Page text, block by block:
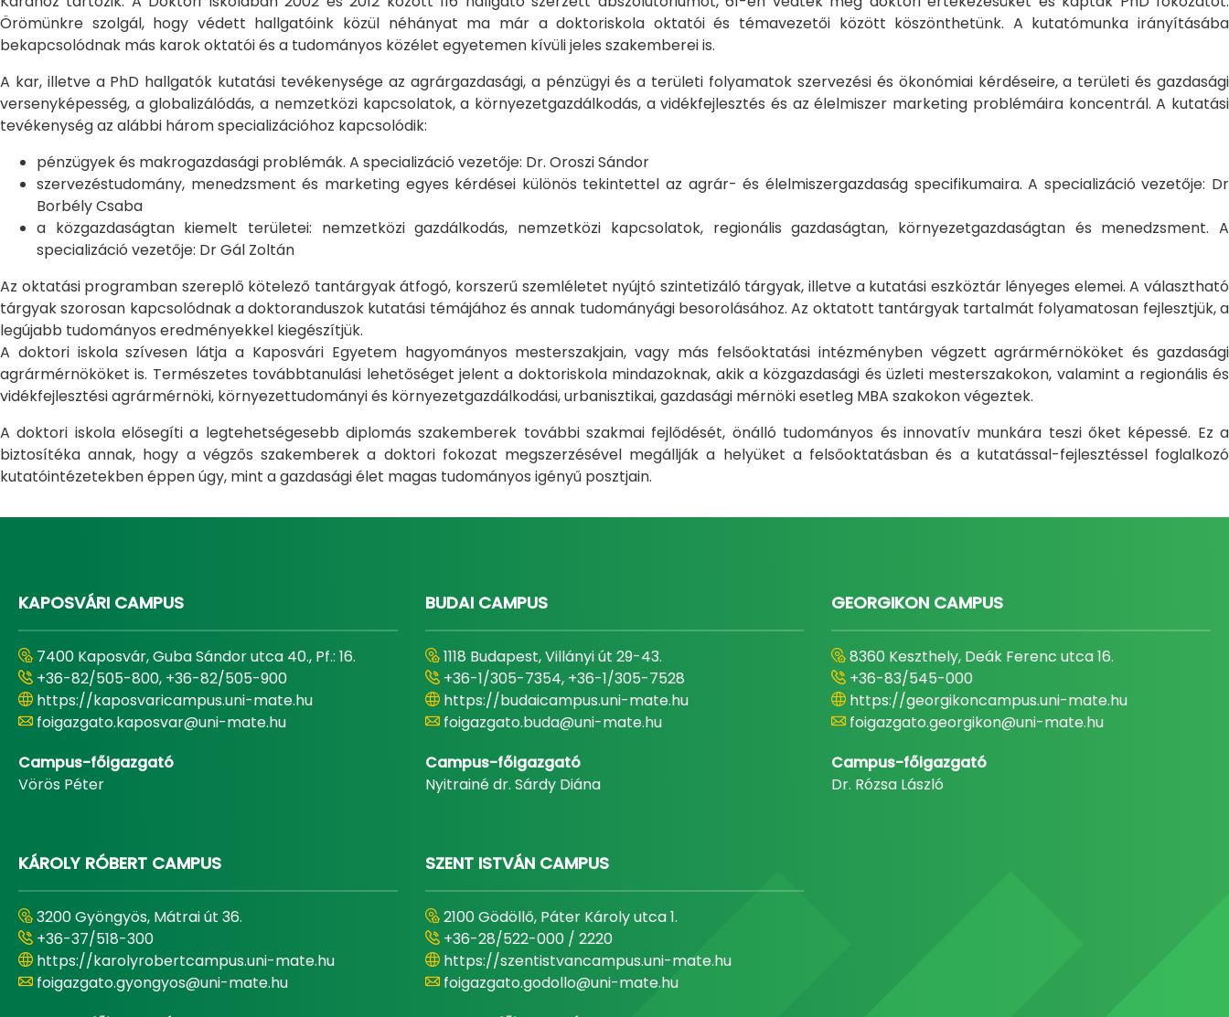
Örömünkre szolgál, hogy védett hallgatóink közül néhányat ma már a doktoriskola oktatói és témavezetői között köszönthetünk. A kutatómunka irányításába
bekapcsolódnak más karok oktatói és a tudományos közélet egyetemen kívüli jeles szakemberei is.
A kar, illetve a PhD hallgatók kutatási tevékenysége az agrárgazdasági, a pénzügyi és a területi folyamatok szervezési és ökonómiai kérdéseire, a területi és gazdasági
versenyképesség, a globalizálódás, a nemzetközi kapcsolatok, a környezetgazdálkodás, a vidékfejlesztés és az élelmiszer marketing problémáira koncentrál. A kutatási
tevékenység az alábbi három specializációhoz kapcsolódik:
pénzügyek és makrogazdasági problémák. A specializáció vezetője: Dr. Oroszi Sándor
szervezéstudomány, menedzsment és marketing egyes kérdései különös tekintettel az agrár- és élelmiszergazdaság specifikumaira. A specializáció vezetője: Dr
Borbély Csaba
a közgazdaságtan kiemelt területei: nemzetközi gazdálkodás, nemzetközi kapcsolatok, regionális gazdaságtan, környezetgazdaságtan és menedzsment. A
specializáció vezetője: Dr Gál Zoltán
Az oktatási programban szereplő kötelező tantárgyak átfogó, korszerű szemléletet nyújtó szintetizáló tárgyak, illetve a kutatási eszköztár lényeges elemei. A választható
tárgyak szorosan kapcsolódnak a doktoranduszok kutatási témájához és annak tudományági besorolásához. Az oktatott tantárgyak tartalmát folyamatosan fejlesztjük, a
legújabb tudományos eredményekkel kiegészítjük.
A doktori iskola szívesen látja a Kaposvári Egyetem hagyományos mesterszakjain, vagy más felsőoktatási intézményben végzett agrármérnököket és gazdasági
agrármérnököket is. Természetes továbbtanulási lehetőséget jelent a doktoriskola mindazoknak, akik a közgazdasági és üzleti mesterszakokon, valamint a regionális és
vidékfejlesztési agrármérnöki, környezettudományi és környezetgazdálkodási, urbanisztikai, gazdasági mérnöki esetleg MBA szakokon végeztek.
A doktori iskola elősegíti a legtehetségesebb diplomás szakemberek további szakmai fejlődését, önálló tudományos és innovatív munkára teszi őket képessé. Ez a
biztosítéka annak, hogy a végzős szakemberek a doktori fokozat megszerzésével megállják a helyüket a felsőoktatásban és a kutatással-fejlesztéssel foglalkozó
kutatóintézetekben éppen úgy, mint a gazdasági élet magas tudományos igényű posztjain.
KAPOSVÁRI CAMPUS
7400 Kaposvár, Guba Sándor utca 40., Pf.: 16.
+36-82/505-800, +36-82/505-900
https://kaposvaricampus.uni-mate.hu
foigazgato.kaposvar@uni-mate.hu
Campus-főigazgató
Vörös Péter
BUDAI CAMPUS
1118 Budapest, Villányi út 29-43.
+36-1/305-7354, +36-1/305-7528
https://budaicampus.uni-mate.hu
foigazgato.buda@uni-mate.hu
Campus-főigazgató
Nyitrainé dr. Sárdy Diána
GEORGIKON CAMPUS
8360 Keszthely, Deák Ferenc utca 16.
+36-83/545-000
https://georgikoncampus.uni-mate.hu
foigazgato.georgikon@uni-mate.hu
Campus-főigazgató
Dr. Rózsa László
KÁROLY RÓBERT CAMPUS
3200 Gyöngyös, Mátrai út 36.
+36-37/518-300
https://karolyrobertcampus.uni-mate.hu
foigazgato.gyongyos@uni-mate.hu
SZENT ISTVÁN CAMPUS
2100 Gödöllő, Páter Károly utca 1.
+36-28/522-000 / 2220
https://szentistvancampus.uni-mate.hu
foigazgato.godollo@uni-mate.hu